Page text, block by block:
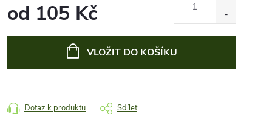
od 105 Kč
VLOŽIT DO KOŠÍKU
Dotaz k produktu Sdílet